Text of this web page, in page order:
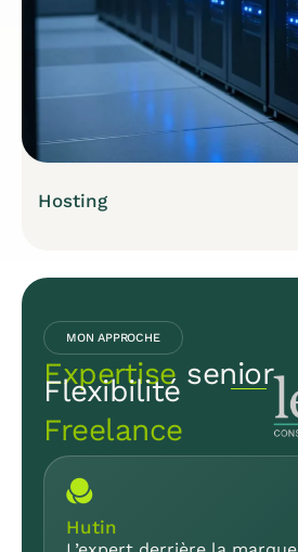
Hosting
MON APPROCHE
Expertise senior
Flexibilité
Freelance
Hutin